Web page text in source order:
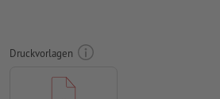
Auflösung: 300 dpi
umlaufend 2 mm
Druckvorlagen